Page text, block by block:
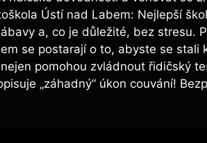
Ústí nad Labem: Nejlepší
a, co je důležité, bez stresu.
se postarají o to, abyste se stali
pomohou zvládnout řidičský
„záhadný“ úkon couvání!